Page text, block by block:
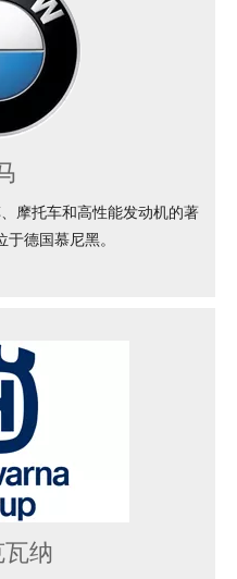
摩托车和高性能发动机的著
德国慕尼黑。
纳